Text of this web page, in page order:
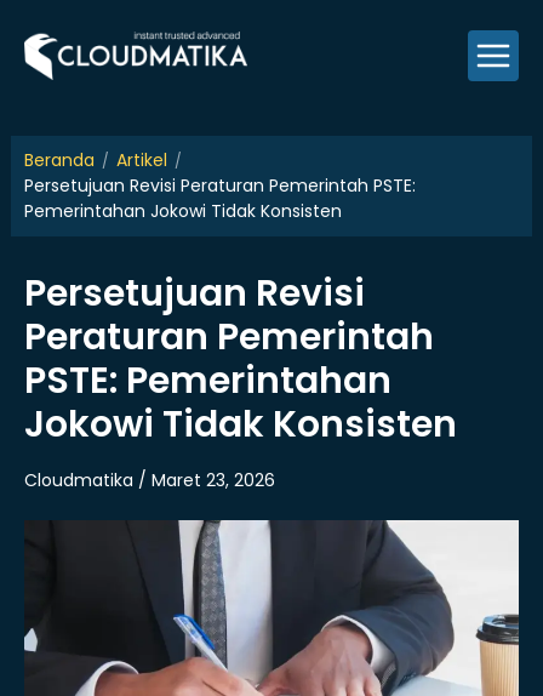
content
Beranda
Artikel
Persetujuan Revisi Peraturan Pemerintah PSTE:
Pemerintahan Jokowi Tidak Konsisten
Persetujuan Revisi
Peraturan Pemerintah
PSTE: Pemerintahan
Jokowi Tidak Konsisten
Cloudmatika / Maret 23, 2026